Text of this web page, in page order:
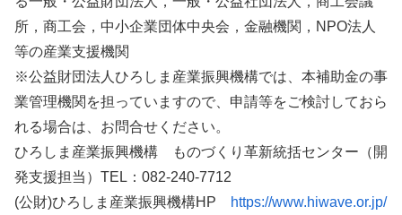
所，商工会，中小企業団体中央会，金融機関，NPO法人
等の産業支援機関
※公益財団法人ひろしま産業振興機構では、本補助金の事
業管理機関を担っていますので、申請等をご検討しておら
れる場合は、お問合せください。
ひろしま産業振興機構 ものづくり革新統括センター（開
発支援担当）TEL：082-240-7712
(公財)ひろしま産業振興機構HP
https://www.hiwave.or.jp/